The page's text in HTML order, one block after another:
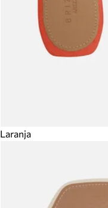
Laranja